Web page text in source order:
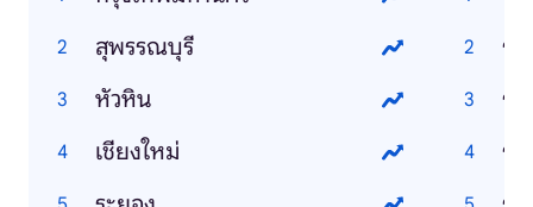
สุพรรณบุรี
หัวหิน
เชียงใหม่
ร้
ร้า
ร้า